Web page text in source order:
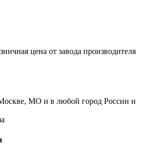
цена от завода производителя
МО и в любой город России и